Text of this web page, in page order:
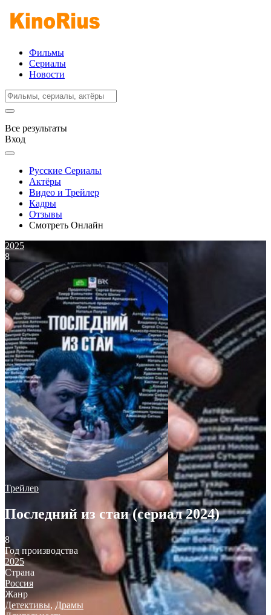
Фильмы
Сериалы
Новости
Все результаты
Вход
Русские Сериалы
Актёры
Видео и Трейлер
Кадры
Отзывы
Смотреть Онлайн
2025
8
Трейлер
Последний из стаи (сериал 2024)
8
Год производства
2025
Страна
Россия
Жанр
Детективы,Драмы